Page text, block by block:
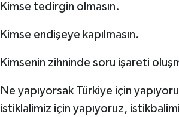
Kimse tedirgin olmasın.
Kimse endişeye kapılmasın.
Kimsenin zihninde soru işareti
Ne yapıyorsak Türkiye için
istiklalimiz için yapıyoruz,